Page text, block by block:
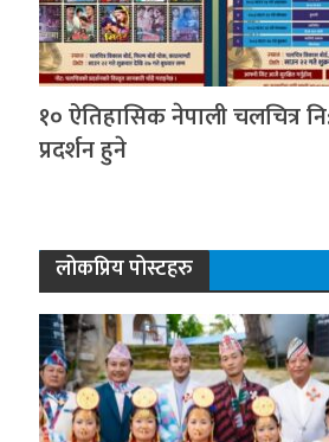
१० ऐतिहासिक नेपाली चलचित्र
प्रदर्शन हुने
लोकप्रिय पोस्टहरु